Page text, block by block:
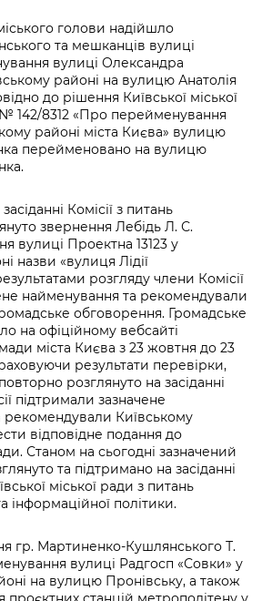
голови надійшло
та мешканців вулиці
вулиці Олександра
районі на вулицю Анатолія
до рішення Київської міської
№ 142/8312 «Про перейменування
районі міста Києва» вулицю
перейменовано на вулицю
Комісії з питань
звернення Лебідь Л. С.
вулиці Проектна 13123 у
назви «вулиця Лідії
розгляду члени Комісії
найменування та рекомендували
обговорення. Громадське
на офіційному вебсайті
міста Києва з 23 жовтня до 23
результати перевірки,
розглянуто на засіданні
підтримали зазначене
Київському
відповідне подання до
Станом на сьогодні зазначений
та підтримано на засіданні
міської ради з питань
інформаційної політики.
гр. Мартиненко-Кушлянського Т.
вулиці Радгосп «Совки» у
на вулицю Пронівську, а також